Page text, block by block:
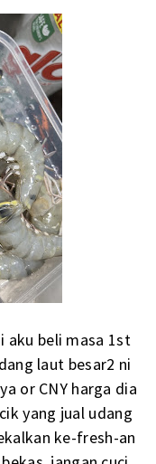
aku beli masa 1st
laut besar2 ni
or CNY harga dia
yang jual udang
ke-fresh-an